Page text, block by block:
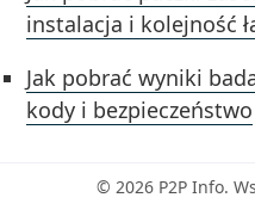
instalacja i kolejność
Jak pobrać wyniki
kody i bezpieczeństwo
© 2026 P2P Info.